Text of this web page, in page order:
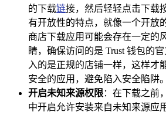
的下载链接，然后轻轻点击下载
有开放性的特点，就像一个开放
商店下载应用可能会存在一定的
睛，确保访问的是 Trust 钱包的
入的是正规的店铺一样，这样才
安全的应用，避免陷入安全陷阱。
开启未知来源权限：在下载之前
中开启允许安装来自未知来源应